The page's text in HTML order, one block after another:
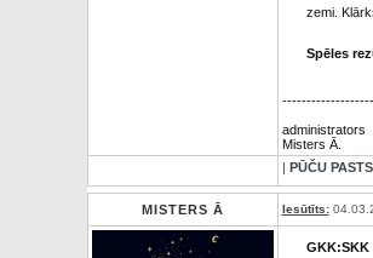
zemi.
Spēles
administrators
Misters Ā.
| PŪČU PASTS
MISTERS Ā Iesūtīts:
GKK:SKK